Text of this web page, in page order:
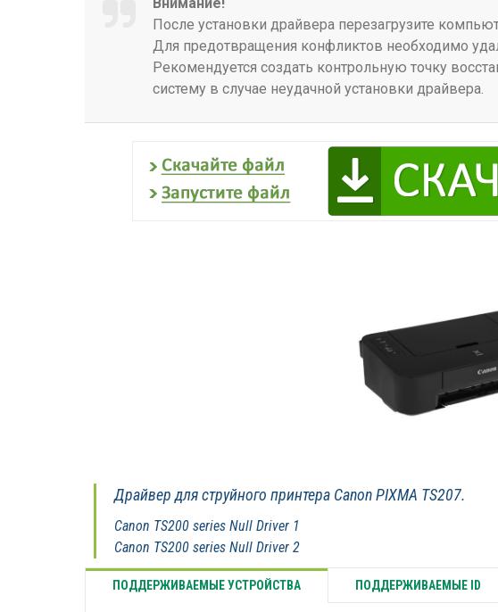
После установки драйвера перезагрузите
Для предотвращения конфликтов необходимо
Рекомендуется создать контрольную точку
систему в случае неудачной установки драйвера.
Драйвер для струйного принтера Canon PIXMA TS207.
Canon TS200 series Null Driver 1
Canon TS200 series Null Driver 2
ПОДДЕРЖИВАЕМЫЕ УСТРОЙСТВА ПОДДЕРЖИВАЕМЫЕ ID